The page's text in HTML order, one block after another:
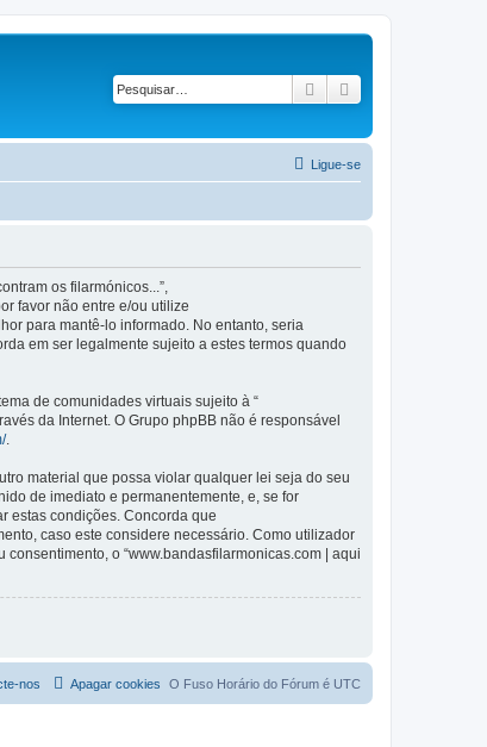
Pesquisar
Ligue-se
os filarmónicos...”,
favor não entre e/ou utilize
para mantê-lo informado. No entanto, seria
em ser legalmente sujeito a estes termos quando
de comunidades virtuais sujeito à “
da Internet. O Grupo phpBB não é responsável
.
material que possa violar qualquer lei seja do seu
de imediato e permanentemente, e, se for
estas condições. Concorda que
caso este considere necessário. Como utilizador
o “www.bandasfilarmonicas.com | aqui
O Fuso Horário do Fórum é UTC
Apagar cookies
nos